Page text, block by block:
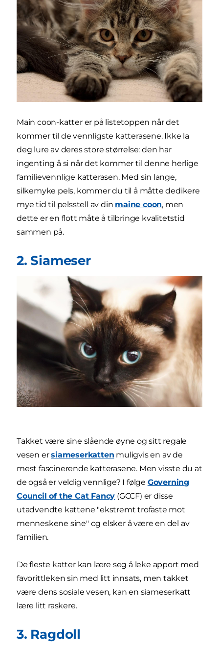
Main coon-katter er på listetoppen når det
kommer til de vennligste katterasene. Ikke la
deg lure av deres store størrelse: den har
ingenting å si når det kommer til denne herlige
familievennlige katterasen. Med sin lange,
silkemyke pels, kommer du til å måtte dedikere
mye tid til pelsstell av din maine coon, men
dette er en flott måte å tilbringe kvalitetstid
sammen på.
2. Siameser
Takket være sine slående øyne og sitt regale
vesen ersiameserkatten muligvis en av de
mest fascinerende katterasene. Men visste du at
de også er veldig vennlige? I følge Governing
Council of the Cat Fancy (GCCF) er disse
utadvendte kattene "ekstremt trofaste mot
menneskene sine" og elsker å være en del av
familien.
De fleste katter kan lære seg å leke apport med
favorittleken sin med litt innsats, men takket
være dens sosiale vesen, kan en siameserkatt
lære litt raskere.
3. Ragdoll